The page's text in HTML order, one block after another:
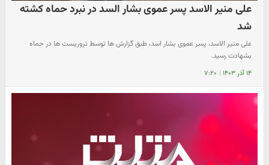
علی منیر الاسد پسر عموی بشار السد در نبرد حماه کشته
شد
علی منیر الاسد، پسر عموی بشار اسد، طبق گزارش ها توسط تروریست ها در حماه
بشهادت رسید.
۱۴ آذر ۱۴۰۳ | ۷:۲۰